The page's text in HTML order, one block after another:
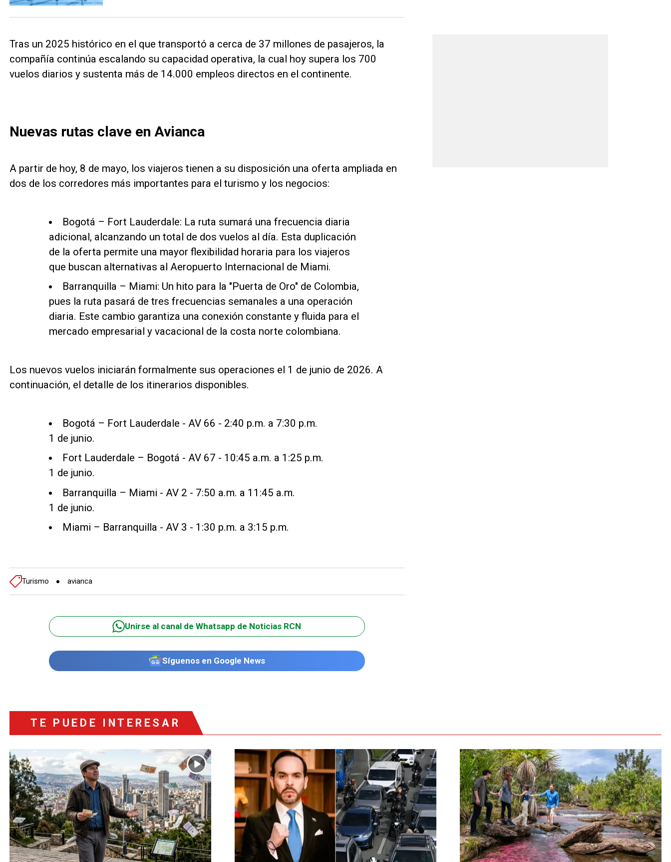
Tras un 2025 histórico en el que transportó a cerca de 37 millones de pasajeros, la
compañía continúa escalando su capacidad operativa, la cual hoy supera los 700
vuelos diarios y sustenta más de 14.000 empleos directos en el continente.
Nuevas rutas clave en Avianca
A partir de hoy, 8 de mayo, los viajeros tienen a su disposición una oferta ampliada en
dos de los corredores más importantes para el turismo y los negocios:
Bogotá – Fort Lauderdale: La ruta sumará una frecuencia diaria
adicional, alcanzando un total de dos vuelos al día. Esta duplicación
de la oferta permite una mayor flexibilidad horaria para los viajeros
que buscan alternativas al Aeropuerto Internacional de Miami.
Barranquilla – Miami: Un hito para la "Puerta de Oro" de Colombia,
pues la ruta pasará de tres frecuencias semanales a una operación
diaria. Este cambio garantiza una conexión constante y fluida para el
mercado empresarial y vacacional de la costa norte colombiana.
Los nuevos vuelos iniciarán formalmente sus operaciones el 1 de junio de 2026. A
continuación, el detalle de los itinerarios disponibles.
Bogotá – Fort Lauderdale - AV 66 - 2:40 p.m. a 7:30 p.m.
1 de junio.
Fort Lauderdale – Bogotá - AV 67 - 10:45 a.m. a 1:25 p.m.
1 de junio.
Barranquilla – Miami - AV 2 - 7:50 a.m. a 11:45 a.m.
1 de junio.
Miami – Barranquilla - AV 3 - 1:30 p.m. a 3:15 p.m.
Turismo avianca
Unirse al canal de Whatsapp de Noticias RCN
Síguenos en Google News
TE PUEDE INTERESAR